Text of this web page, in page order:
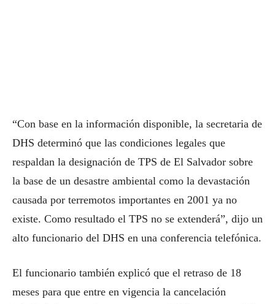
“Con base en la información disponible, la secretaria de
DHS determinó que las condiciones legales que
respaldan la designación de TPS de El Salvador sobre
la base de un desastre ambiental como la devastación
causada por terremotos importantes en 2001 ya no
existe. Como resultado el TPS no se extenderá”, dijo un
alto funcionario del DHS en una conferencia telefónica.
El funcionario también explicó que el retraso de 18
meses para que entre en vigencia la cancelación